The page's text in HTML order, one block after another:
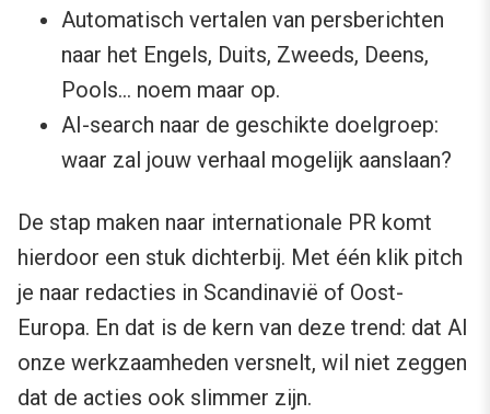
Automatisch vertalen van persberichten
naar het Engels, Duits, Zweeds, Deens,
Pools… noem maar op.
AI-search naar de geschikte doelgroep:
waar zal jouw verhaal mogelijk aanslaan?
De stap maken naar internationale PR komt
hierdoor een stuk dichterbij. Met één klik pitch
je naar redacties in Scandinavië of Oost-
Europa. En dat is de kern van deze trend: dat AI
onze werkzaamheden versnelt, wil niet zeggen
dat de acties ook slimmer zijn.